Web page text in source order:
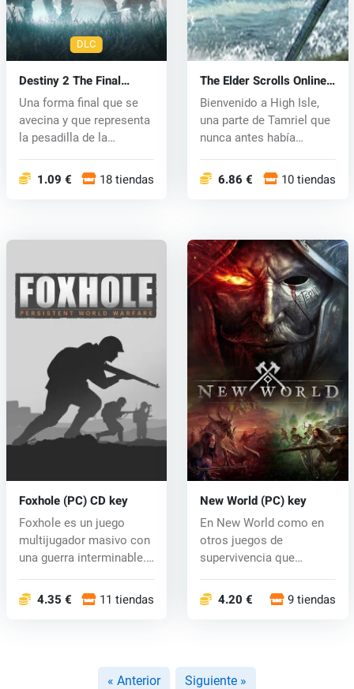
DLC
Destiny 2 The Final
Shape DCL (PC) key
Una forma final que se
avecina y que representa
la pesadilla de la
1.09 € 18 tiendas
The Elder Scrolls Online:
High Isle (PC) key
Bienvenido a High Isle,
una parte de Tamriel que
nunca antes había
6.86 € 10 tiendas
Foxhole (PC) CD key
Foxhole es un juego
multijugador masivo con
una guerra interminable.
4.35 € 11 tiendas
New World (PC) key
En New World como en
otros juegos de
supervivencia que
4.20 € 9 tiendas
« Anterior Siguiente »